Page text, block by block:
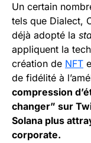
Un certain
tels que Dialect,
déjà adopté la
appliquent la
création de NFT
de fidélité à
compression
changer” sur
Solana plus
corporate.